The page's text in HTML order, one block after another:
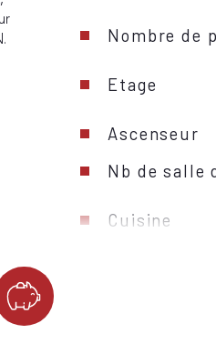
Nombre de
Etage
Ascenseur
Nb de salle
Cuisine